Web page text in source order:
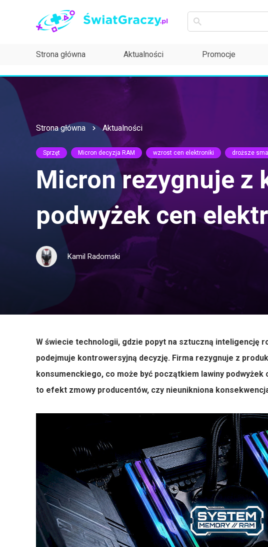
Strona główna Aktualności Promocje
Strona główna Aktualności
Sprzęt Micron decyzja RAM wzrost cen elektroniki droższe
Micron rezygnuje z
podwyżek cen
Kamil Radomski
W świecie technologii, gdzie popyt na sztuczną inteligencję
podejmuje kontrowersyjną decyzję. Firma rezygnuje z
konsumenckiego, co może być początkiem lawiny
to efekt zmowy producentów, czy nieunikniona